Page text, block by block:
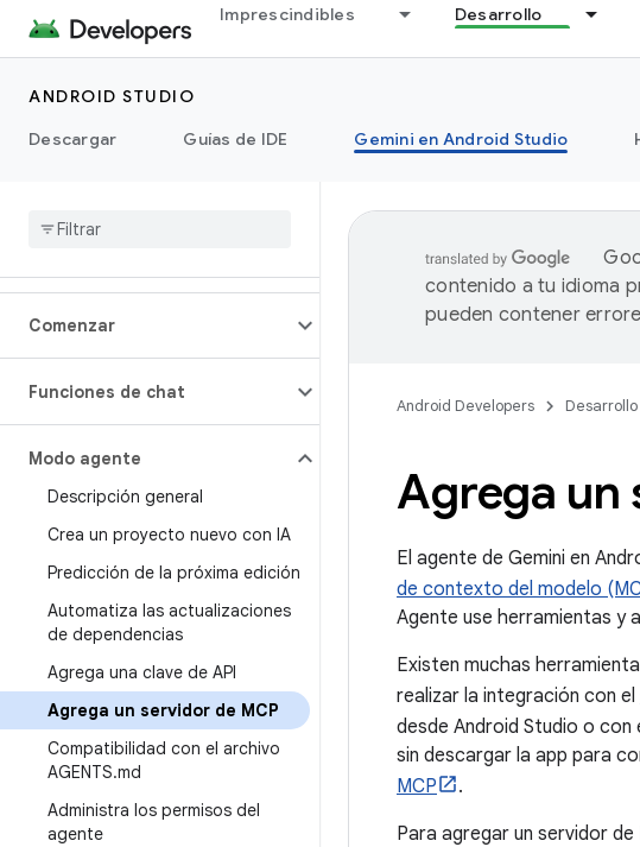
Imprescindibles Desarrollo
ANDROID STUDIO
Descargar
Guías de IDE Gemini en Android Studio
Comenzar
Funciones de chat
Modo agente
Descripción general
Crea un proyecto nuevo con IA
Predicción de la próxima edición
Automatiza las actualizaciones
de dependencias
Agrega una clave de API
Agrega un servidor de MCP
Compatibilidad con el archivo
AGENTS.md
Administra los permisos del
agente
contenido a tu idioma
pueden contener
Android Developers Desarrollo
Agrega un
El agente de Gemini en
de contexto del modelo
Agente use herramientas y
Existen muchas
realizar la integración con el
desde Android Studio o con
sin descargar la app para
MCP
.
Para agregar un servidor